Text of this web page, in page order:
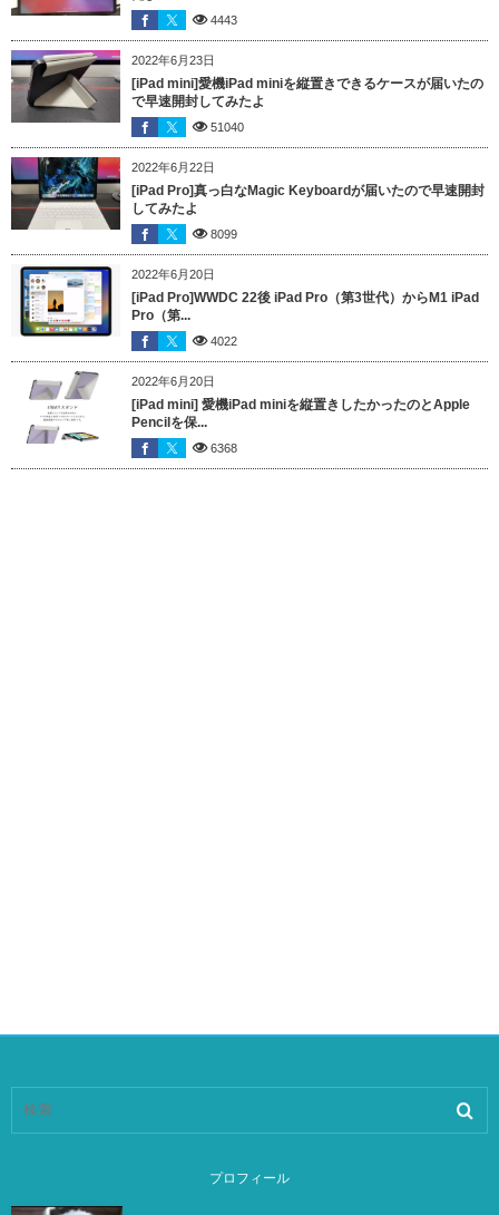
4443
2022年6月23日
[iPad mini]愛機iPad miniを縦置きできるケースが届いたの
で早速開封してみたよ
51040
2022年6月22日
[iPad Pro]真っ白なMagic Keyboardが届いたので早速開封
してみたよ
8099
2022年6月20日
[iPad Pro]WWDC 22後 iPad Pro（第3世代）からM1 iPad
Pro（第...
4022
2022年6月20日
[iPad mini] 愛機iPad miniを縦置きしたかったのとApple
Pencilを保...
6368
プロフィール